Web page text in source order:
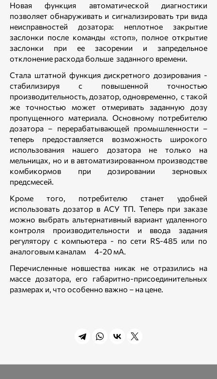
Новая функция автоматической диагностики
позволяет обнаруживать и сигнализировать три вида
неисправностей дозатора: неплотное закрытие
заслонки после команды «стоп», полное открытие
заслонки при ее засорении и запредельное
отклонение расхода больше заданного времени.
Стала штатной функция дискретного дозирования -
стабилизируя с повышенной точностью
производительность, дозатор, одновременно, с такой
же точностью может отмеривать заданную дозу
пропущенного материала. Основному потребителю
дозатора – перерабатывающей промышленности –
теперь предоставляется возможность широкого
использования нашего дозатора не только на
мельницах, но и в автоматизированном производстве
комбикормов при дозировании зерновых
предсмесей.
Кроме того, потребителю станет удобней
использовать дозатор в АСУ ТП. Теперь при заказе
можно выбрать альтернативный вариант удаленного
контроля производительности и ввода задания
регулятору с компьютера - по сети RS-485 или по
аналоговым каналам 4-20 мА.
Перечисленные новшества никак не отразились на
массе дозатора, его габаритно-присоединительных
размерах и, что особенно важно – на цене.